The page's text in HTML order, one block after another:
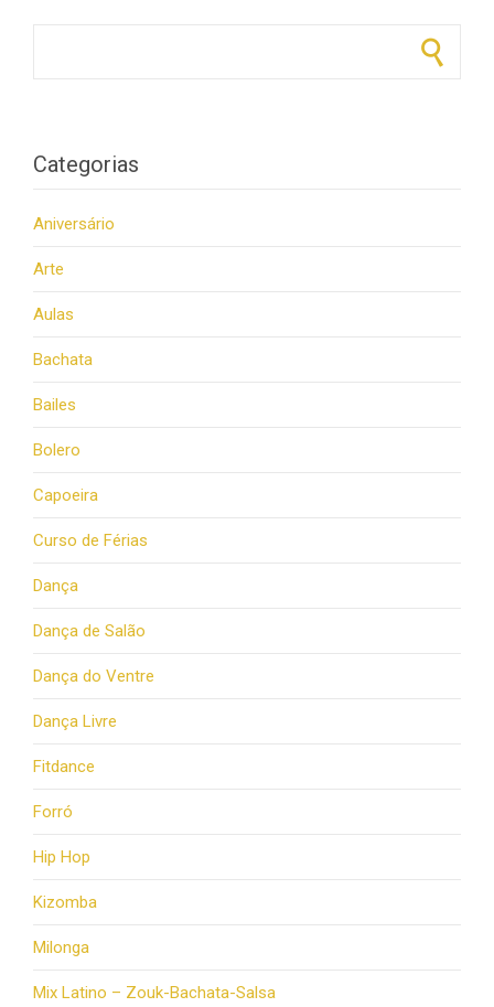
Categorias
Aniversário
Arte
Aulas
Bachata
Bailes
Bolero
Capoeira
Curso de Férias
Dança
Dança de Salão
Dança do Ventre
Dança Livre
Fitdance
Forró
Hip Hop
Kizomba
Milonga
Mix Latino – Zouk-Bachata-Salsa